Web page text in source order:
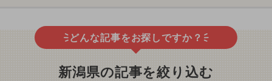
どんな記事をお探しですか？
新潟県の記事を絞り込む